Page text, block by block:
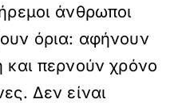
άνθρωποι
όρια: αφήνουν
και περνούν χρόνο
Δεν είναι